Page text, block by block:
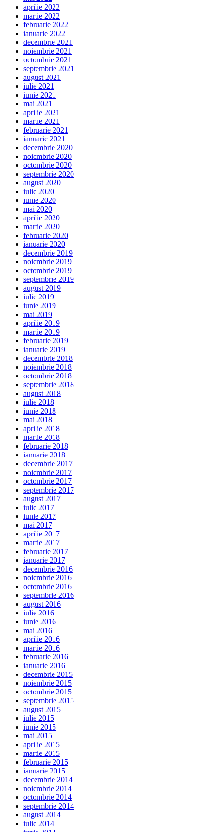
aprilie 2022
martie 2022
februarie 2022
ianuarie 2022
decembrie 2021
noiembrie 2021
octombrie 2021
septembrie 2021
august 2021
iulie 2021
iunie 2021
mai 2021
aprilie 2021
martie 2021
februarie 2021
ianuarie 2021
decembrie 2020
noiembrie 2020
octombrie 2020
septembrie 2020
august 2020
iulie 2020
iunie 2020
mai 2020
aprilie 2020
martie 2020
februarie 2020
ianuarie 2020
decembrie 2019
noiembrie 2019
octombrie 2019
septembrie 2019
august 2019
iulie 2019
iunie 2019
mai 2019
aprilie 2019
martie 2019
februarie 2019
ianuarie 2019
decembrie 2018
noiembrie 2018
octombrie 2018
septembrie 2018
august 2018
iulie 2018
iunie 2018
mai 2018
aprilie 2018
martie 2018
februarie 2018
ianuarie 2018
decembrie 2017
noiembrie 2017
octombrie 2017
septembrie 2017
august 2017
iulie 2017
iunie 2017
mai 2017
aprilie 2017
martie 2017
februarie 2017
ianuarie 2017
decembrie 2016
noiembrie 2016
octombrie 2016
septembrie 2016
august 2016
iulie 2016
iunie 2016
mai 2016
aprilie 2016
martie 2016
februarie 2016
ianuarie 2016
decembrie 2015
noiembrie 2015
octombrie 2015
septembrie 2015
august 2015
iulie 2015
iunie 2015
mai 2015
aprilie 2015
martie 2015
februarie 2015
ianuarie 2015
decembrie 2014
noiembrie 2014
octombrie 2014
septembrie 2014
august 2014
iulie 2014